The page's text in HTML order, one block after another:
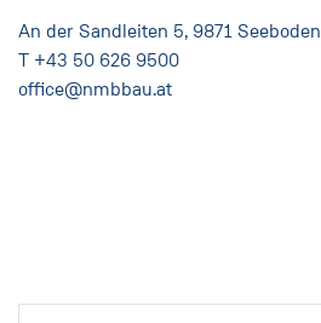
An der Sandleiten 5, 9871 Seeboden
T +43 50 626 9500
office@nmbbau.at